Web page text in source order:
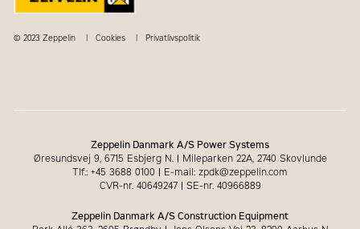
© 2023 Zeppelin Cookies Privatlivspolitik
Zeppelin Danmark A/S Power Systems
Øresundsvej 9, 6715 Esbjerg N. | Mileparken 22A, 2740 Skovlunde
Tlf.: +45 3688 0100 | E-mail: zpdk@zeppelin.com
CVR-nr. 40649247 | SE-nr. 40966889
Zeppelin Danmark A/S Construction Equipment